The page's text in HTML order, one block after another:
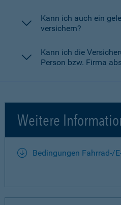
Kann ich auch ein
versichern?
Kann ich die
Person bzw. Firma
Weitere
Bedingungen Fahrrad-/